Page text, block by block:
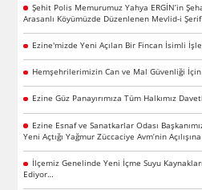
Şehit Polis Memurumuz Yahya ERGİN’in
Arasanlı Köyümüzde Düzenlenen Mevlid-i Şerif
Ezine'mizde Yeni Açılan Bir Fincan İsimli
Hemşehrilerimizin Can ve Mal Güvenliği İçin
Ezine Güz Panayırımıza Tüm Halkımız
Ezine Esnaf ve Sanatkarlar Odası
Yeni Açtığı Yağmur Züccaciye Avm’nin
İlçemiz Genelinde Yeni İçme Suyu
Ediyor…